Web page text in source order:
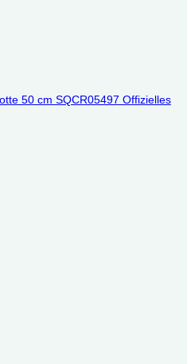
50 cm SQCR05497 Offizielles